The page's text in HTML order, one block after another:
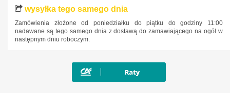
Renault
Rover
SAAB
wysyłka tego samego dnia
Zamówienia złożone od poniedziałku do piątku do godziny 11:00
nadawane są tego samego dnia z dostawą do zamawiającego na ogół w
następnym dniu roboczym.